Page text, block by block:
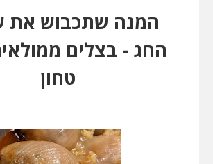
המנה שתכבוש את
החג - בצלים
טחון